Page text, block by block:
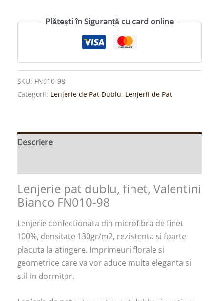
Plătești în Siguranță cu card online
SKU: FN010-98
Categorii: Lenjerie de Pat Dublu, Lenjerii de Pat
Descriere
Lenjerie pat dublu, finet, Valentini
Bianco FN010-98
Lenjerie confectionata din microfibra de finet
100%, densitate 130gr/m2, rezistenta si foarte
placuta la atingere. Imprimeuri florale si
geometrice care va vor aduce multa eleganta si
stil in dormitor.